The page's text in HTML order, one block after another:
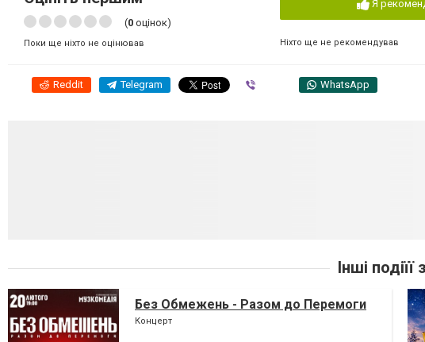
(0 оцінок)
Поки ще ніхто не оцінював
Я
Ніхто ще не рекомендував
Reddit Telegram WhatsApp
Інші подіїї
Без Обмежень - Разом до Перемоги
Концерт